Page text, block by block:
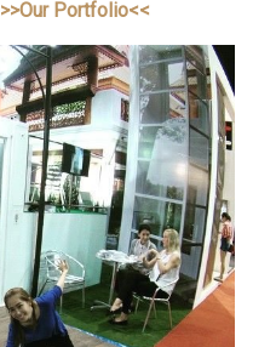
>>Our Portfolio<<